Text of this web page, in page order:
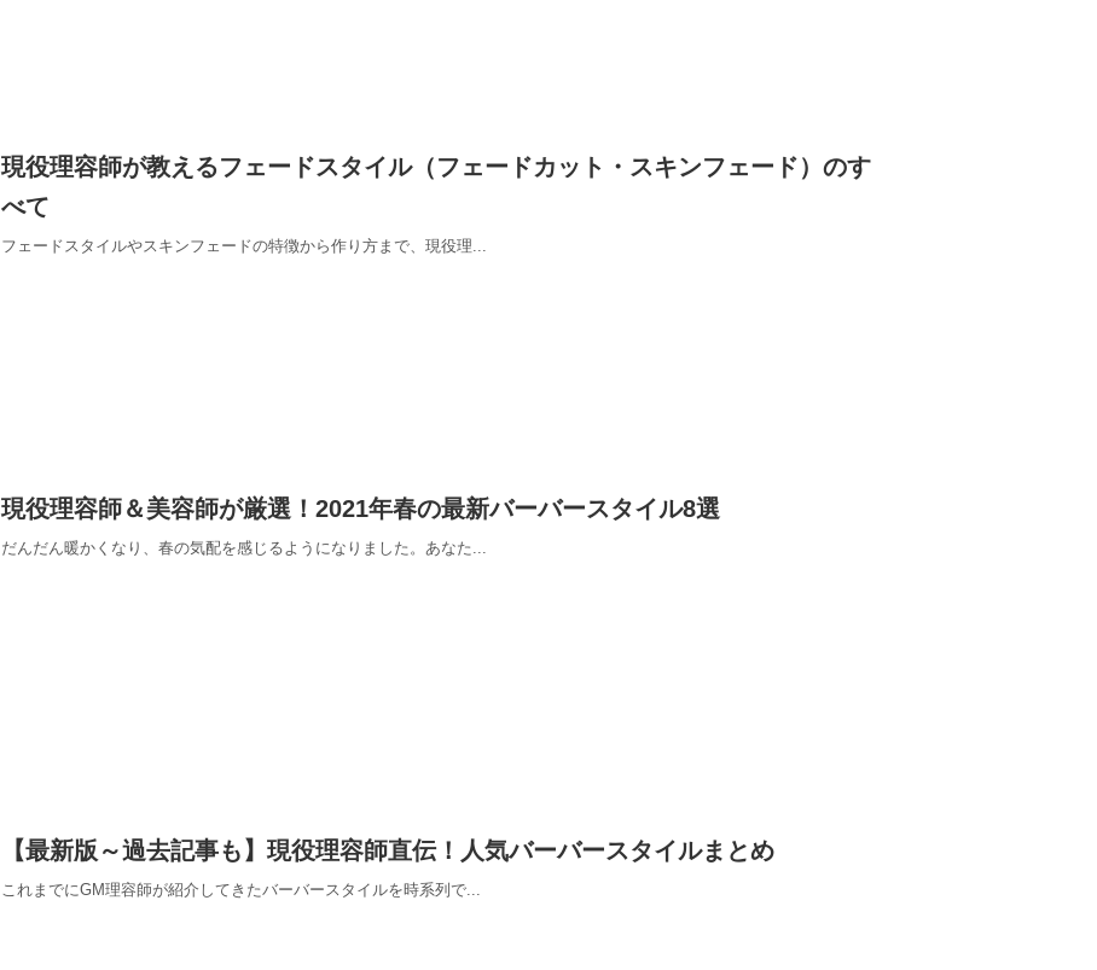
現役理容師が教えるフェードスタイル（フェードカット・スキンフェード）のす
べて
フェードスタイルやスキンフェードの特徴から作り方まで、現役理...
現役理容師＆美容師が厳選！2021年春の最新バーバースタイル8選
だんだん暖かくなり、春の気配を感じるようになりました。あなた...
【最新版～過去記事も】現役理容師直伝！人気バーバースタイルまとめ
これまでにGM理容師が紹介してきたバーバースタイルを時系列で...